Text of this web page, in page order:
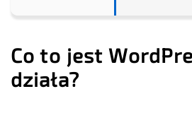
Co to jest
działa?